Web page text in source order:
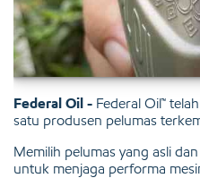
Federal Oil - Federal Oil™
satu produsen pelumas
Memilih pelumas yang asli
untuk menjaga performa